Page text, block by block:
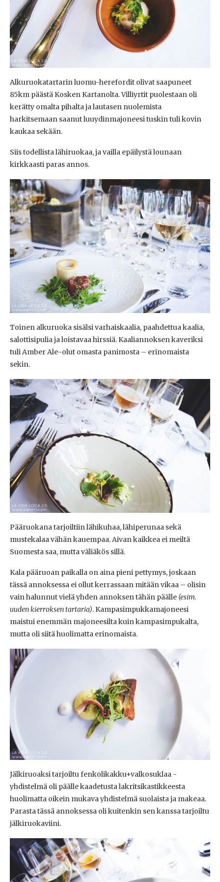
Alkuruokatartarin luomu-herefordit olivat saapuneet
85km päästä Kosken Kartanolta. Villiyrtit puolestaan oli
kerätty omalta pihalta ja lautasen nuolemista
harkitsemaan saanut luuydinmajoneesi tuskin tuli kovin
kaukaa sekään.
Siis todellista lähiruokaa, ja vailla epäilystä lounaan
kirkkaasti paras annos.
Toinen alkuruoka sisälsi varhaiskaalia, paahdettua kaalia,
salottisipulia ja loistavaa hirssiä. Kaaliannoksen kaveriksi
tuli Amber Ale-olut omasta panimosta – erinomaista
sekin.
Pääruokana tarjoiltiin lähikuhaa, lähiperunaa sekä
mustekalaa vähän kauempaa. Aivan kaikkea ei meiltä
Suomesta saa, mutta väliäkös sillä.
Kala pääruoan paikalla on aina pieni pettymys, joskaan
tässä annoksessa ei ollut kerrassaan mitään vikaa – olisin
vain halunnut vielä yhden annoksen tähän päälle (esim.
uuden kierroksen tartaria). Kampasimpukkamajoneesi
maistui enemmän majoneesilta kuin kampasimpukalta,
mutta oli siitä huolimatta erinomaista.
Jälkiruoaksi tarjoiltu fenkolikakku+valkosuklaa -
yhdistelmä oli päälle kaadetusta lakritsikastikkeesta
huolimatta oikein mukava yhdistelmä suolaista ja makeaa.
Parasta tässä annoksessa oli kuitenkin sen kanssa tarjoiltu
jälkiruokaviini.